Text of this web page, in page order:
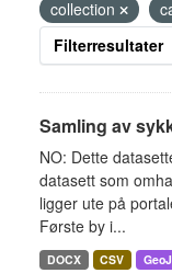
collection
Filterresultater
Samling av
NO: Dette
datasett som
ligger ute på
Første by i...
DOCX CSV